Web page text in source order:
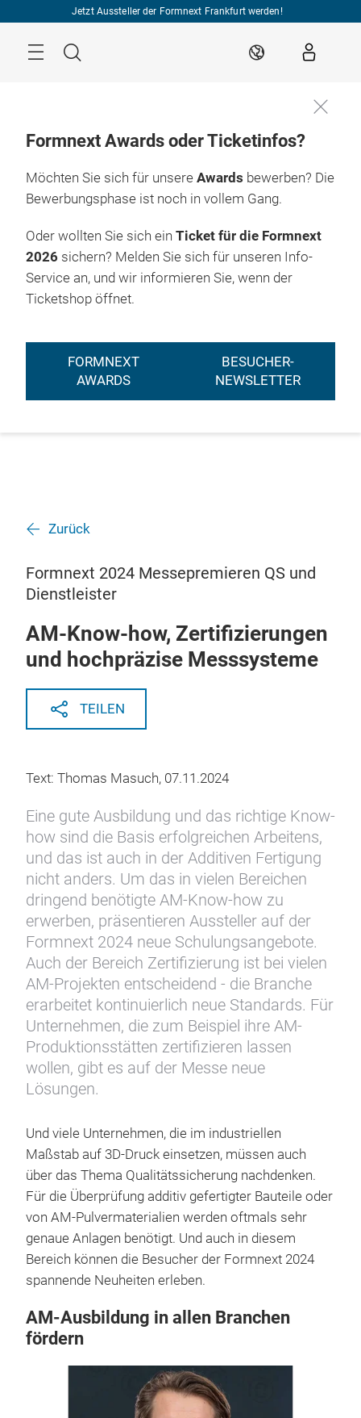
Jetzt Aussteller der Formnext Frankfurt werden!
Suche DE
Formnext Awards oder Ticketinfos?
Möchten Sie sich für unsere Awards bewerben? Die
Bewerbungsphase ist noch in vollem Gang.
Oder wollten Sie sich ein Ticket für die Formnext
2026 sichern? Melden Sie sich für unseren Info-
Service an, und wir informieren Sie, wenn der
Ticketshop öffnet.
FORMNEXT
AWARDS
BESUCHER-
NEWSLETTER
Zurück
Formnext 2024 Messepremieren QS und
Dienstleister
AM-Know-how, Zertifizierungen
und hochpräzise Messsysteme
TEILEN
Text: Thomas Masuch, 07.11.2024
Eine gute Ausbildung und das richtige Know-
how sind die Basis erfolgreichen Arbeitens,
und das ist auch in der Additiven Fertigung
nicht anders. Um das in vielen Bereichen
dringend benötigte AM-Know-how zu
erwerben, präsentieren Aussteller auf der
Formnext 2024 neue Schulungsangebote.
Auch der Bereich Zertifizierung ist bei vielen
AM-Projekten entscheidend - die Branche
erarbeitet kontinuierlich neue Standards. Für
Unternehmen, die zum Beispiel ihre AM-
Produktionsstätten zertifizieren lassen
wollen, gibt es auf der Messe neue
Lösungen.
Und viele Unternehmen, die im industriellen
Maßstab auf 3D-Druck einsetzen, müssen auch
über das Thema Qualitätssicherung nachdenken.
Für die Überprüfung additiv gefertigter Bauteile oder
von AM-Pulvermaterialien werden oftmals sehr
genaue Anlagen benötigt. Und auch in diesem
Bereich können die Besucher der Formnext 2024
spannende Neuheiten erleben.
AM-Ausbildung in allen Branchen
fördern